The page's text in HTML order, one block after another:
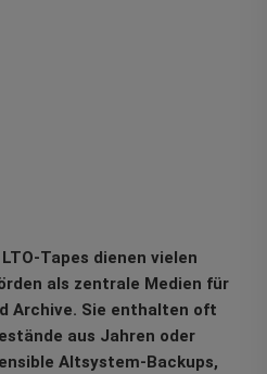
Tapes dienen vielen
als zentrale Medien für
Archive. Sie enthalten oft
aus Jahren oder
Altsystem-Backups,